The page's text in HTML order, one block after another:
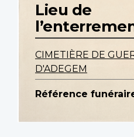
Lieu de
CIMETIÈRE DE
D'ADEGEM
Référence